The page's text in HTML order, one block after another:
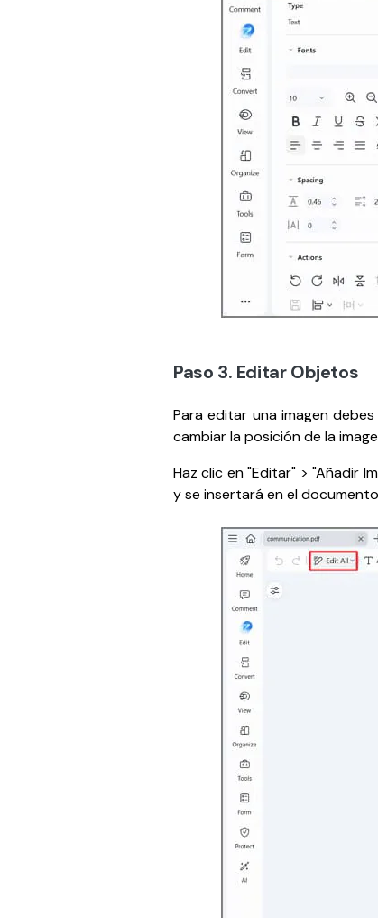
Paso 3. Editar Objetos
Para editar una imagen
cambiar la posición de la
Haz clic en "Editar" > "Añadir
y se insertará en el documento